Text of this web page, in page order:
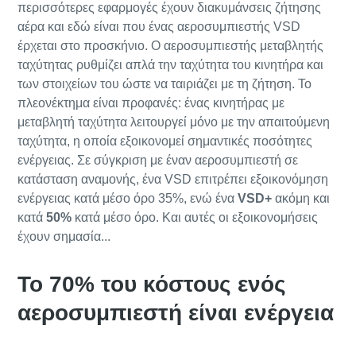
10 βήματα για πιο πράσινη και αποδοτική
παραγωγή
Ό,τι χρειάζεται να γνωρίζεται για τη μείωση άνθρακα για
πιο πράσινη παραγωγή
Μάθετε περισσότερα
περισσότερες εφαρμογές έχουν διακυμάνσεις ζήτησης
αέρα και εδώ είναι που ένας αεροσυμπιεστής VSD
έρχεται στο προσκήνιο. Ο αεροσυμπιεστής μεταβλητής
ταχύτητας ρυθμίζει απλά την ταχύτητα του κινητήρα και
των στοιχείων του ώστε να ταιριάζει με τη ζήτηση. Το
πλεονέκτημα είναι προφανές: ένας κινητήρας με
μεταβλητή ταχύτητα λειτουργεί μόνο με την απαιτούμενη
ταχύτητα, η οποία εξοικονομεί σημαντικές ποσότητες
ενέργειας. Σε σύγκριση με έναν αεροσυμπιεστή σε
κατάσταση αναμονής, ένα VSD επιτρέπει εξοικονόμηση
ενέργειας κατά μέσο όρο 35%, ενώ ένα VSD+ακόμη και
κατά 50%κατά μέσο όρο. Και αυτές οι εξοικονομήσεις
έχουν σημασία...
Το 70% του κόστους ενός
αεροσυμπιεστή είναι ενέργεια